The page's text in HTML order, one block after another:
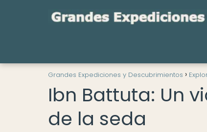
Grandes Expediciones y Descubrimientos
Ibn Battuta: Un
de la seda